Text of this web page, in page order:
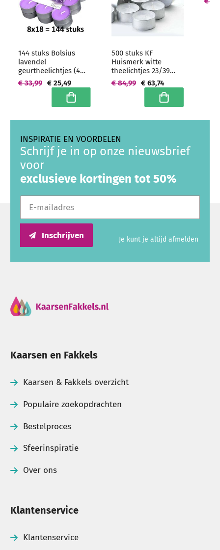
144 stuks Bolsius
lavendel
geurtheelichtjes (4
uur) -
grootverpakking
€ 25,49
€ 33,99
In winkelwagen
500 stuks KF
Huismerk witte
theelichtjes 23/39
mm (8 uur)
Hoogwaardige
horeca kwaliteit -
grootverpakking
€ 63,74
€ 84,99
In winkelwagen
INSPIRATIE EN VOORDELEN
Schrijf je in op onze nieuwsbrief
voor
exclusieve kortingen tot 50%
Inschrijven Je kunt je altijd afmelden
Kaarsen en Fakkels
Kaarsen & Fakkels overzicht
Populaire zoekopdrachten
Bestelproces
Sfeerinspiratie
Over ons
Klantenservice
Klantenservice